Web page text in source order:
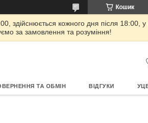
Кошик
здійснюється кожного дня після 18:00, у
за замовлення та розуміння!
ТА ОБМІН ВІДГУКИ